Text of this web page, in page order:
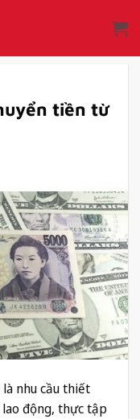
tiền từ
nhu cầu thiết
động, thực tập